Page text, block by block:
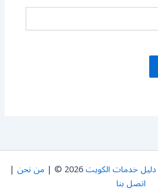
دليل خدمات الكويت2026 © | من نحن |
اتصل بنا